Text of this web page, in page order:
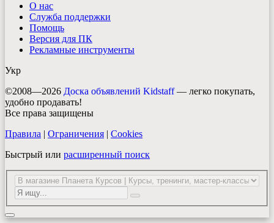
О нас
Служба поддержки
Помощь
Версия для ПК
Рекламные инструменты
Укр
©2008—2026 Доска объявлений Kidstaff— легко покупать,
удобно продавать!
Все права защищены
Правила | Ограничения | Cookies
Быстрый или расширенный поиск